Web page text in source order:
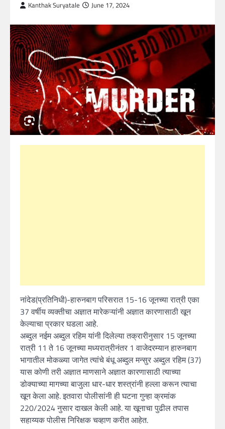
Kanthak Suryatale June 17, 2024
नांदेड(प्रतिनिधी)-हारुनबाग परिसरात 15-16 जूनच्या रात्री एका
37 वर्षीय व्यक्तीचा अज्ञात मारेकऱ्यांनी अज्ञात कारणासाठी खून
केल्याचा प्रकार घडला आहे.
अब्दुल नईम अब्दुल रहिम यांनी दिलेल्या तक्रारीनुसार 15 जूनच्या
रात्री 11 ते 16 जूनच्या मध्यरात्रीनंतर 1 वाजेदरम्यान हारुनबाग
भागातील मोकळ्या जागेत त्यांचे बंधू अब्दुल मन्सुर अब्दुल रहिम (37)
यास कोणी तरी अज्ञात माणसाने अज्ञात कारणासाठी त्याच्या
डोक्याच्या मागच्या बाजुला धार-धार शस्त्रांनी हल्ला करून त्याचा
खून केला आहे. इतवारा पोलीसांनी ही घटना गुन्हा क्रमांक
220/2024 नुसार दाखल केली आहे. या खूनाचा पुढील तपास
सहाय्यक पोलीस निरिक्षक चव्हाण करीत आहेत.